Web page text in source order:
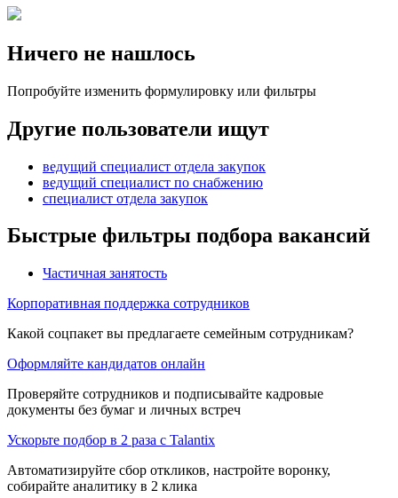
Ничего не нашлось
Попробуйте изменить формулировку или фильтры
Другие пользователи ищут
ведущий специалист отдела закупок
ведущий специалист по снабжению
специалист отдела закупок
Быстрые фильтры подбора вакансий
Частичная занятость
Корпоративная поддержка сотрудников
Какой соцпакет вы предлагаете семейным сотрудникам?
Оформляйте кандидатов онлайн
Проверяйте сотрудников и подписывайте кадровые
документы без бумаг и личных встреч
Ускорьте подбор в 2 раза с Talantix
Автоматизируйте сбор откликов, настройте воронку,
собирайте аналитику в 2 клика